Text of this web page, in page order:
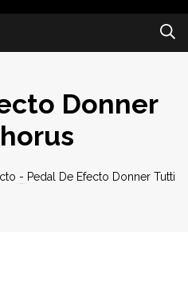
Donner
- Pedal De Efecto Donner Tutti